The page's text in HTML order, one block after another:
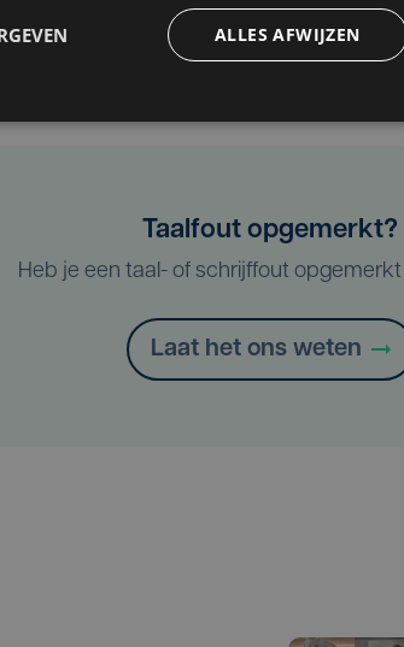
Spelen Paralympics
Taalfout opgemerkt?
Heb je een taal- of schrijffout opgemerkt
Laat het ons weten
ALLES AFWIJZEN